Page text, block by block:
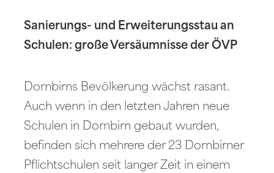
Sanierungs- und Erweiterungsstau an
Schulen: große Versäumnisse der ÖVP
Dornbirns Bevölkerung wächst rasant.
Auch wenn in den letzten Jahren neue
Schulen in Dornbirn gebaut wurden,
befinden sich mehrere der 23 Dornbirner
Pflichtschulen seit langer Zeit in einem